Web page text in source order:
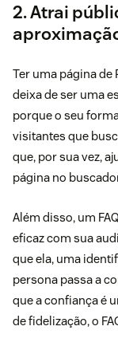
2. Atrai
Ter uma página de
deixa de ser uma
porque o seu
visitantes que
que, por sua vez,
página no
Além disso, um
eficaz com sua
que ela, uma
persona passa a
que a confiança é
de fidelização, o